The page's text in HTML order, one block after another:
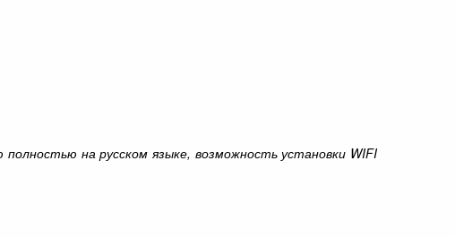
на русском языке, возможность установки WIFI